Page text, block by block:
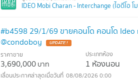
IDEO Mobi Charan - Interchange (ไอดีโอ
#b4598 29/1/69 ขายคอนโด คอนโด
@condoboy
ราคาขาย
3,690,000บาท
ประเภทห้อง
1 ห้องนอน
08/08/2026 0:00